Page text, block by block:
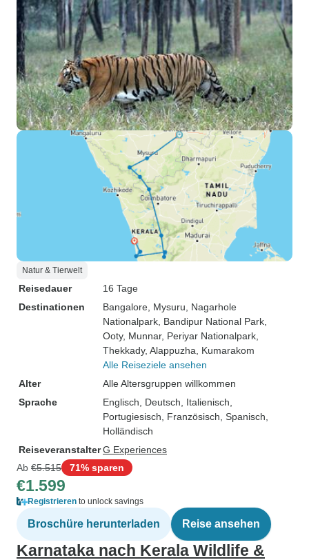
Natur & Tierwelt
Reisedauer
16 Tage
Destinationen
Bangalore , Mysuru , Nagarhole
Nationalpark , Bandipur National Park
Ooty, Munnar, Periyar Nationalpark
Thekkady, Alappuzha , Kumarakom
Alle Reiseziele ansehen
Alter
Alle Altersgruppen willkommen
Sprache
Englisch, Deutsch, Italienisch,
Portugiesisch, Französisch, Spanisch,
Holländisch
ReiseveranstalterG Experiences
Ab €5.515 71% sparen
€1.599
Registrieren to unlock savings
Broschüre herunterladen Reise ansehen
Karnataka nach Kerala Wildlife &